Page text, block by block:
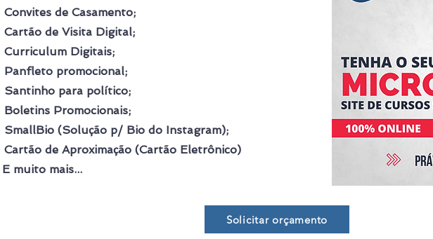
Convites de Casamento;
Cartão de Visita Digital;
Curriculum Digitais;
Panfleto promocional;
Santinho para político;
Boletins Promocionais;
SmallBio (Solução p/ Bio do Instagram);
Cartão de Aproximação (Cartão Eletrônico)
E muito mais...
Solicitar orçamento